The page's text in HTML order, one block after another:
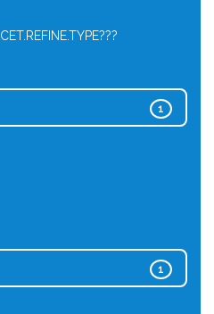
1
1